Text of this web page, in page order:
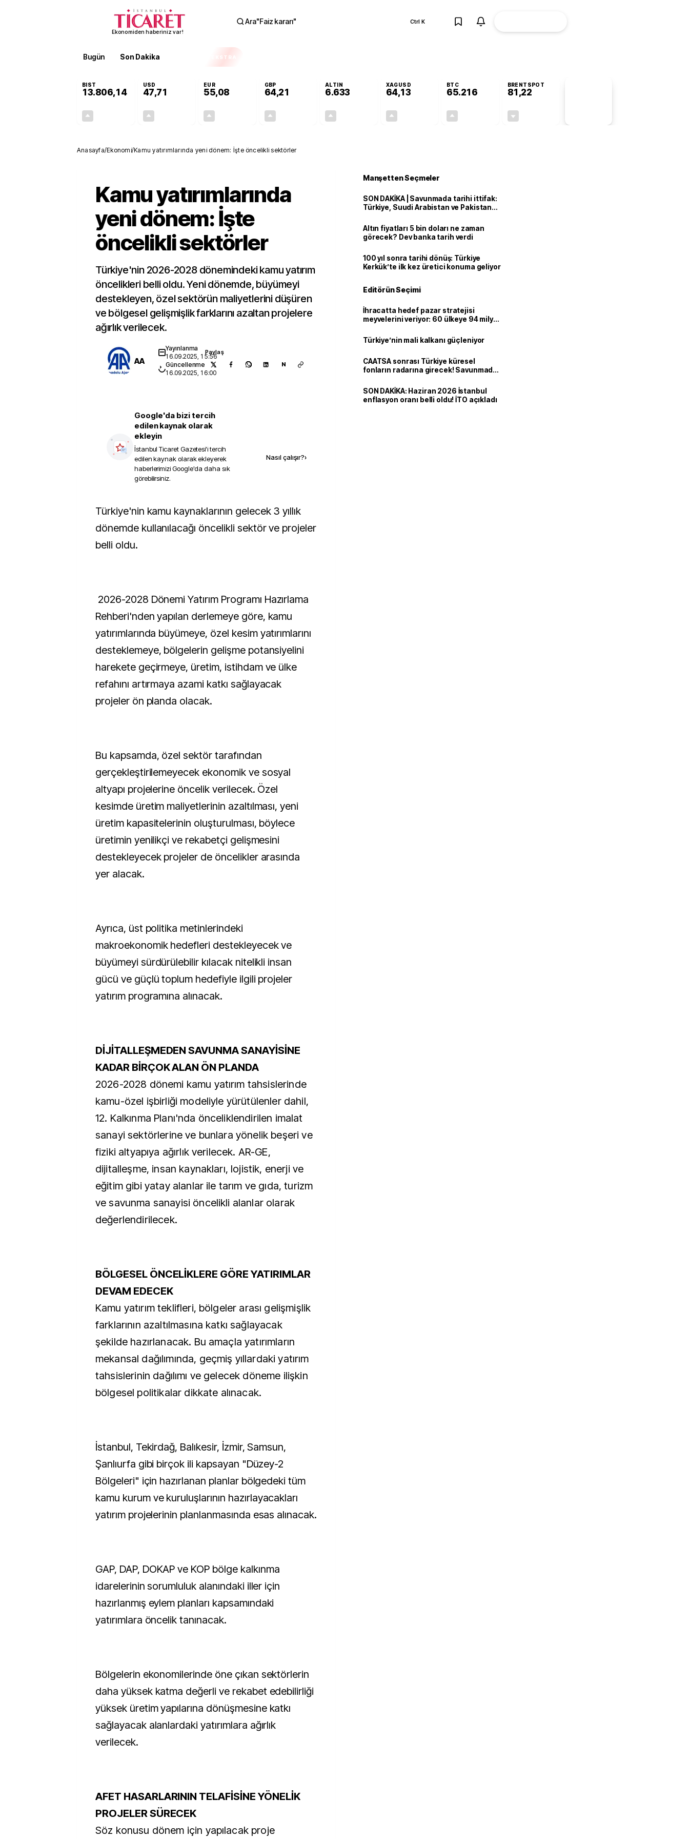
Ekonomiden haberiniz var!
Ara"Faiz kararı" Ctrl K
Bugün Son Dakika EKSTRA
BIST
13.806,14
USD
47,71
EUR
55,08
GBP
64,21
ALTIN
6.633
XAGUSD
64,13
BTC
65.216
BRENTSPOT
81,22
Anasayfa/Ekonomi/Kamu yatırımlarında yeni dönem: İşte öncelikli sektörler
Kamu yatırımlarında
yeni dönem: İşte
öncelikli sektörler
Türkiye'nin 2026-2028 dönemindeki kamu yatırım
öncelikleri belli oldu. Yeni dönemde, büyümeyi
destekleyen, özel sektörün maliyetlerini düşüren
ve bölgesel gelişmişlik farklarını azaltan projelere
ağırlık verilecek.
AA
Yayınlanma
16.09.2025, 15:56
Güncellenme
16.09.2025, 16:00
Paylaş
N
Google'da bizi tercih
edilen kaynak olarak
ekleyin
İstanbul Ticaret Gazetesi'i tercih
edilen kaynak olarak ekleyerek
haberlerimizi Google'da daha sık
görebilirsiniz.
Nasıl çalışır?›
Türkiye'nin kamu kaynaklarının gelecek 3 yıllık
dönemde kullanılacağı öncelikli sektör ve projeler
belli oldu.
2026-2028 Dönemi Yatırım Programı Hazırlama
Rehberi'nden yapılan derlemeye göre, kamu
yatırımlarında büyümeye, özel kesim yatırımlarını
desteklemeye, bölgelerin gelişme potansiyelini
harekete geçirmeye, üretim, istihdam ve ülke
refahını artırmaya azami katkı sağlayacak
projeler ön planda olacak.
Bu kapsamda, özel sektör tarafından
gerçekleştirilemeyecek ekonomik ve sosyal
altyapı projelerine öncelik verilecek. Özel
kesimde üretim maliyetlerinin azaltılması, yeni
üretim kapasitelerinin oluşturulması, böylece
üretimin yenilikçi ve rekabetçi gelişmesini
destekleyecek projeler de öncelikler arasında
yer alacak.
Ayrıca, üst politika metinlerindeki
makroekonomik hedefleri destekleyecek ve
büyümeyi sürdürülebilir kılacak nitelikli insan
gücü ve güçlü toplum hedefiyle ilgili projeler
yatırım programına alınacak.
DİJİTALLEŞMEDEN SAVUNMA SANAYİSİNE
KADAR BİRÇOK ALAN ÖN PLANDA
2026-2028 dönemi kamu yatırım tahsislerinde
kamu-özel işbirliği modeliyle yürütülenler dahil,
12. Kalkınma Planı'nda önceliklendirilen imalat
sanayi sektörlerine ve bunlara yönelik beşeri ve
fiziki altyapıya ağırlık verilecek. AR-GE,
dijitalleşme, insan kaynakları, lojistik, enerji ve
eğitim gibi yatay alanlar ile tarım ve gıda, turizm
ve savunma sanayisi öncelikli alanlar olarak
değerlendirilecek.
BÖLGESEL ÖNCELİKLERE GÖRE YATIRIMLAR
DEVAM EDECEK
Kamu yatırım teklifleri, bölgeler arası gelişmişlik
farklarının azaltılmasına katkı sağlayacak
şekilde hazırlanacak. Bu amaçla yatırımların
mekansal dağılımında, geçmiş yıllardaki yatırım
tahsislerinin dağılımı ve gelecek döneme ilişkin
bölgesel politikalar dikkate alınacak.
İstanbul, Tekirdağ, Balıkesir, İzmir, Samsun,
Şanlıurfa gibi birçok ili kapsayan "Düzey-2
Bölgeleri" için hazırlanan planlar bölgedeki tüm
kamu kurum ve kuruluşlarının hazırlayacakları
yatırım projelerinin planlanmasında esas alınacak.
GAP, DAP, DOKAP ve KOP bölge kalkınma
idarelerinin sorumluluk alanındaki iller için
hazırlanmış eylem planları kapsamındaki
yatırımlara öncelik tanınacak.
Bölgelerin ekonomilerinde öne çıkan sektörlerin
daha yüksek katma değerli ve rekabet edebilirliği
yüksek üretim yapılarına dönüşmesine katkı
sağlayacak alanlardaki yatırımlara ağırlık
verilecek.
AFET HASARLARININ TELAFİSİNE YÖNELİK
PROJELER SÜRECEK
Söz konusu dönem için yapılacak proje
Manşetten Seçmeler
SON DAKİKA | Savunmada tarihi ittifak:
Türkiye, Suudi Arabistan ve Pakistan
Altın fiyatları 5 bin doları ne zaman
görecek? Dev banka tarih verdi
100 yıl sonra tarihi dönüş: Türkiye
Kerkük’te ilk kez üretici konuma geliyor
Editörün Seçimi
İhracatta hedef pazar stratejisi
meyvelerini veriyor: 60 ülkeye 94 milyar
Türkiye’nin mali kalkanı güçleniyor
CAATSA sonrası Türkiye küresel
fonların radarına girecek! Savunmadan
SON DAKİKA: Haziran 2026 İstanbul
enflasyon oranı belli oldu! İTO açıkladı